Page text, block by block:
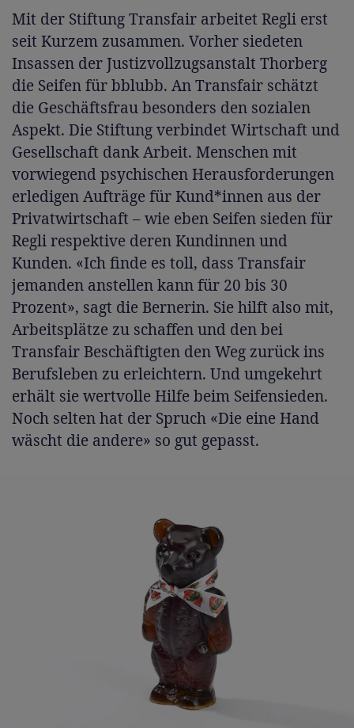
Mit der Stiftung Transfair arbeitet Regli erst
seit Kurzem zusammen. Vorher siedeten
Insassen der Justizvollzugsanstalt Thorberg
die Seifen für bblubb. An Transfair schätzt
die Geschäftsfrau besonders den sozialen
Aspekt. Die Stiftung verbindet Wirtschaft und
Gesellschaft dank Arbeit. Menschen mit
vorwiegend psychischen Herausforderungen
erledigen Aufträge für Kund*innen aus der
Privatwirtschaft – wie eben Seifen sieden für
Regli respektive deren Kundinnen und
Kunden. «Ich finde es toll, dass Transfair
jemanden anstellen kann für 20 bis 30
Prozent», sagt die Bernerin. Sie hilft also mit,
Arbeitsplätze zu schaffen und den bei
Transfair Beschäftigten den Weg zurück ins
Berufsleben zu erleichtern. Und umgekehrt
erhält sie wertvolle Hilfe beim Seifensieden.
Noch selten hat der Spruch «Die eine Hand
wäscht die andere» so gut gepasst.